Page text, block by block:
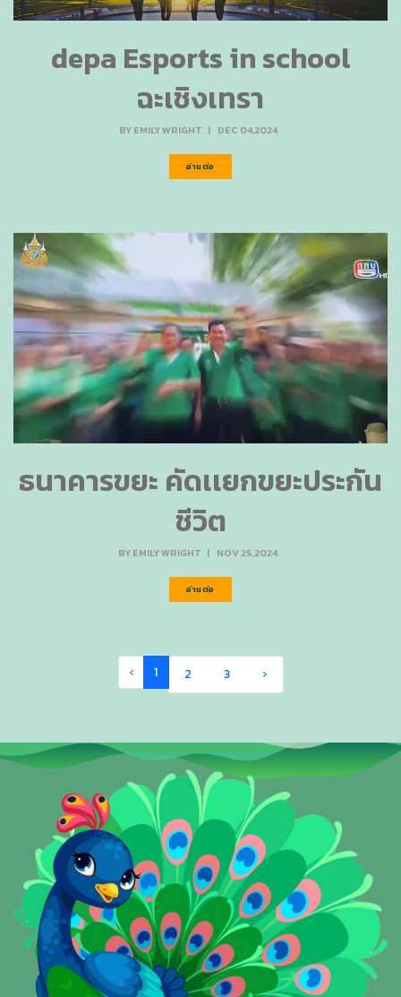
depa Esports in school
ฉะเชิงเทรา
BYEMILY WRIGHT | DEC 04,2024
อ่านต่อ
ธนาคารขยะ คัดเเยกขยะประกัน
ชีวิต
BYEMILY WRIGHT | NOV 25,2024
อ่านต่อ
‹ 1 2 3 ›